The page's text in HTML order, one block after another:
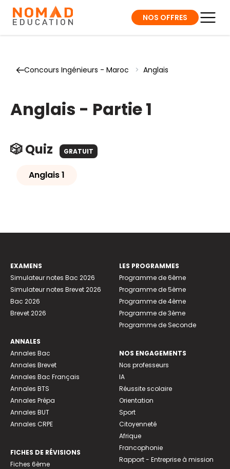
NOS OFFRES
Concours Ingénieurs - Maroc > Anglais
Anglais - Partie 1
🎲 Quiz GRATUIT
Anglais 1
EXAMENS
Simulateur notes Bac 2026
Simulateur notes Brevet 2026
Bac 2026
Brevet 2026
ANNALES
Annales Bac
Annales Brevet
Annales Bac Français
Annales BTS
Annales Prépa
Annales BUT
Annales CRPE
FICHES DE RÉVISIONS
Fiches 6ème
LES PROGRAMMES
Programme de 6ème
Programme de 5ème
Programme de 4ème
Programme de 3ème
Programme de Seconde
NOS ENGAGEMENTS
Nos professeurs
IA
Réussite scolaire
Orientation
Sport
Citoyenneté
Afrique
Francophonie
Rapport - Entreprise à mission